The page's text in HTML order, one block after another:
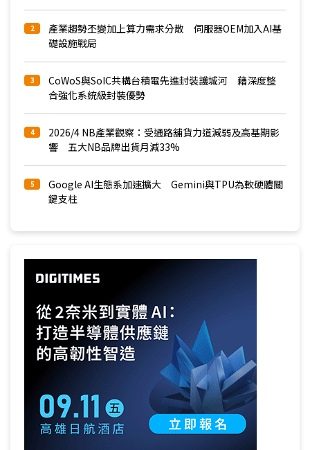
2
產業趨勢丕變加上算力需求分散 伺服器OEM加入AI基
礎設施戰局
3
CoWoS與SoIC共構台積電先進封裝護城河 藉深度整
合強化系統級封裝優勢
4
2026/4 NB產業觀察：受通路舖貨力道減弱及高基期影
響 五大NB品牌出貨月減33%
5
Google AI生態系加速擴大 Gemini與TPU為軟硬體關
鍵支柱